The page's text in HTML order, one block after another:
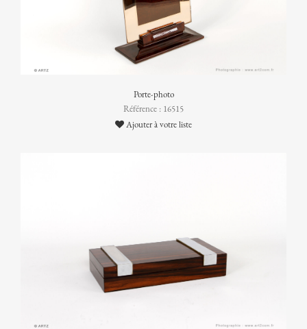
Porte-photo
Référence : 16515
Ajouter à votre liste